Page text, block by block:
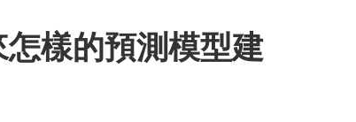
樣的預測模型建